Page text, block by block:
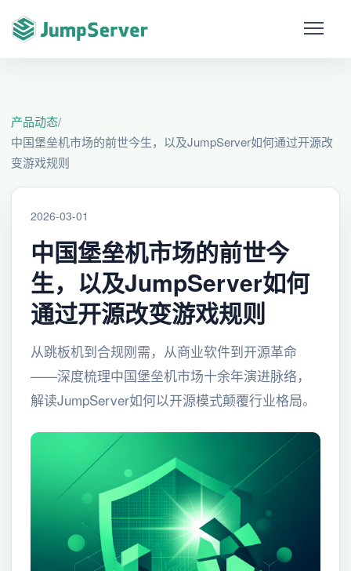
产品动态/
中国堡垒机市场的前世今生，以及JumpServer如何通过开源改
变游戏规则
2026-03-01
中国堡垒机市场的前世今
生，以及JumpServer如何
通过开源改变游戏规则
从跳板机到合规刚需，从商业软件到开源革命
——深度梳理中国堡垒机市场十余年演进脉络，
解读JumpServer如何以开源模式颠覆行业格局。